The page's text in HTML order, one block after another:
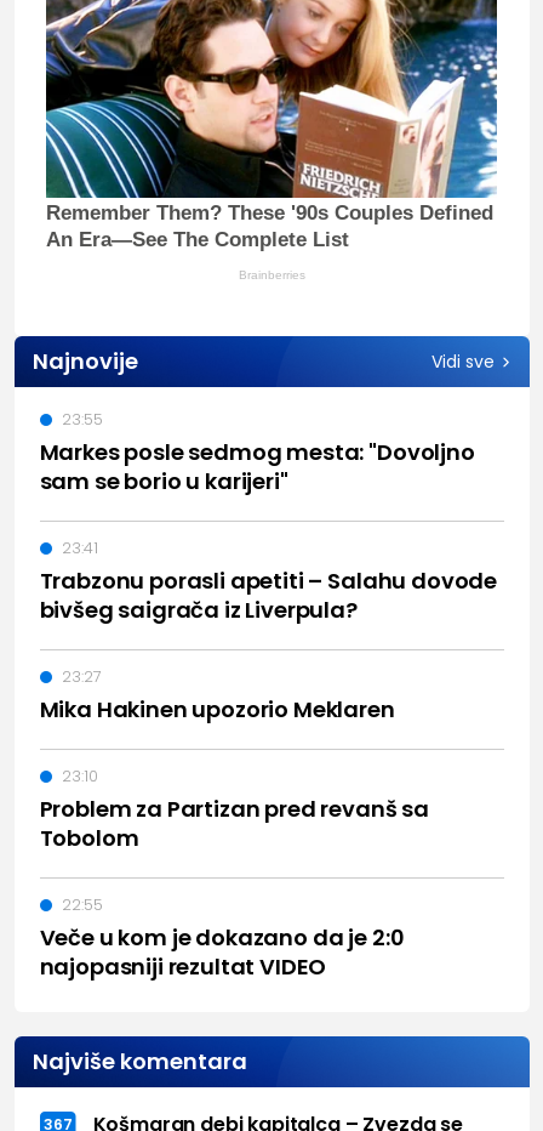
Remember Them? These '90s Couples Defined
An Era—See The Complete List
Brainberries
Najnovije Vidi sve
Markes posle sedmog mesta: "Dovoljno
sam se borio u karijeri"
23:55
Trabzonu porasli apetiti – Salahu dovode
bivšeg saigrača iz Liverpula?
23:41
Mika Hakinen upozorio Meklaren
23:27
Problem za Partizan pred revanš sa
Tobolom
23:10
Veče u kom je dokazano da je 2:0
najopasniji rezultat VIDEO
22:55
Najviše komentara
367 Košmaran debi kapitalca – Zvezda se